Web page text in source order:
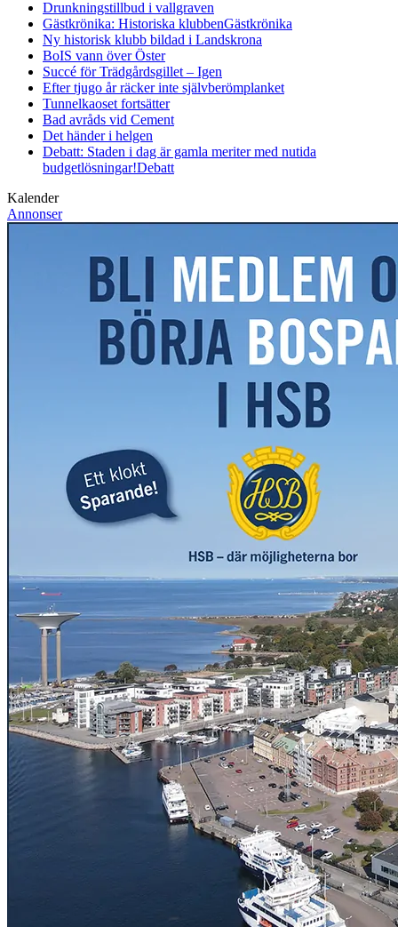
Drunkningstillbud i vallgraven
Gästkrönika: Historiska klubbenGästkrönika
Ny historisk klubb bildad i Landskrona
BoIS vann över Öster
Succé för Trädgårdsgillet – Igen
Efter tjugo år räcker inte självberömplanket
Tunnelkaoset fortsätter
Bad avråds vid Cement
Det händer i helgen
Debatt: Staden i dag är gamla meriter med nutida
budgetlösningar!Debatt
Kalender
Annonser